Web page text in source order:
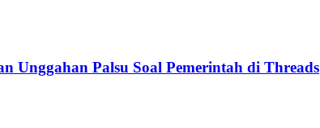
Unggahan Palsu Soal Pemerintah di Threads